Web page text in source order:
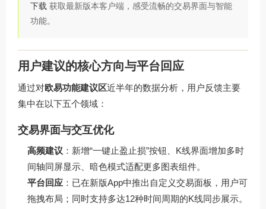
下载 获取最新版本客户端，感受流畅的交易界面与智能
功能。
用户建议的核心方向与平台回应
通过对欧易功能建议区近半年的数据分析，用户反馈主要
集中在以下五个领域：
交易界面与交互优化
高频建议 ：新增“一键止盈止损”按钮、K线界面增加多时
间轴同屏显示、暗色模式适配更多图表组件。
平台回应 ：已在新版App中推出自定义交易面板，用户可
拖拽布局；同时支持多达12种时间周期的K线同步展示。